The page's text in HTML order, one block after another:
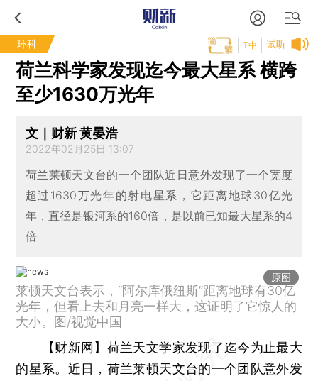
环科 试听
T中
荷兰科学家发现迄今最大星系 横跨
至少1630万光年
文｜财新 黄晏浩
2022年02月25日 13:07
荷兰莱顿天文台的一个团队近日意外发现了一个宽度
超过1630万光年的射电星系，它距离地球30亿光
年，直径是银河系的160倍，是以前已知最大星系的4
倍
原图
莱顿天文台表示，“阿尔库俄纽斯”距离地球有30亿
光年，但看上去和月亮一样大，这证明了它惊人的
大小。图/视觉中国
【财新网】 荷兰天文学家发现了迄今为止最大
的星系。近日，荷兰莱顿天文台的一个团队意外发